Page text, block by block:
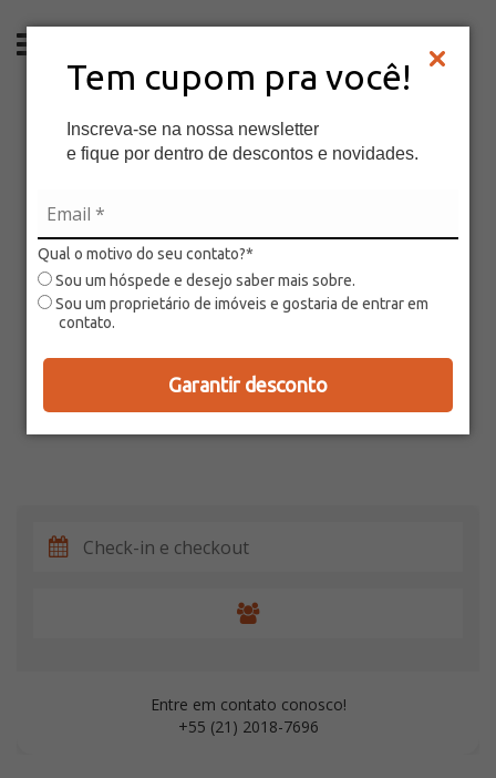
Tem cupom pra você!
Inscreva-se na nossa newsletter
e fique por dentro de descontos e novidades.
Qual o motivo do seu contato?*
Sou um hóspede e desejo saber mais sobre.
Sou um proprietário de imóveis e gostaria de entrar em
contato.
Garantir desconto
Entre em contato conosco!
+55 (21) 2018-7696